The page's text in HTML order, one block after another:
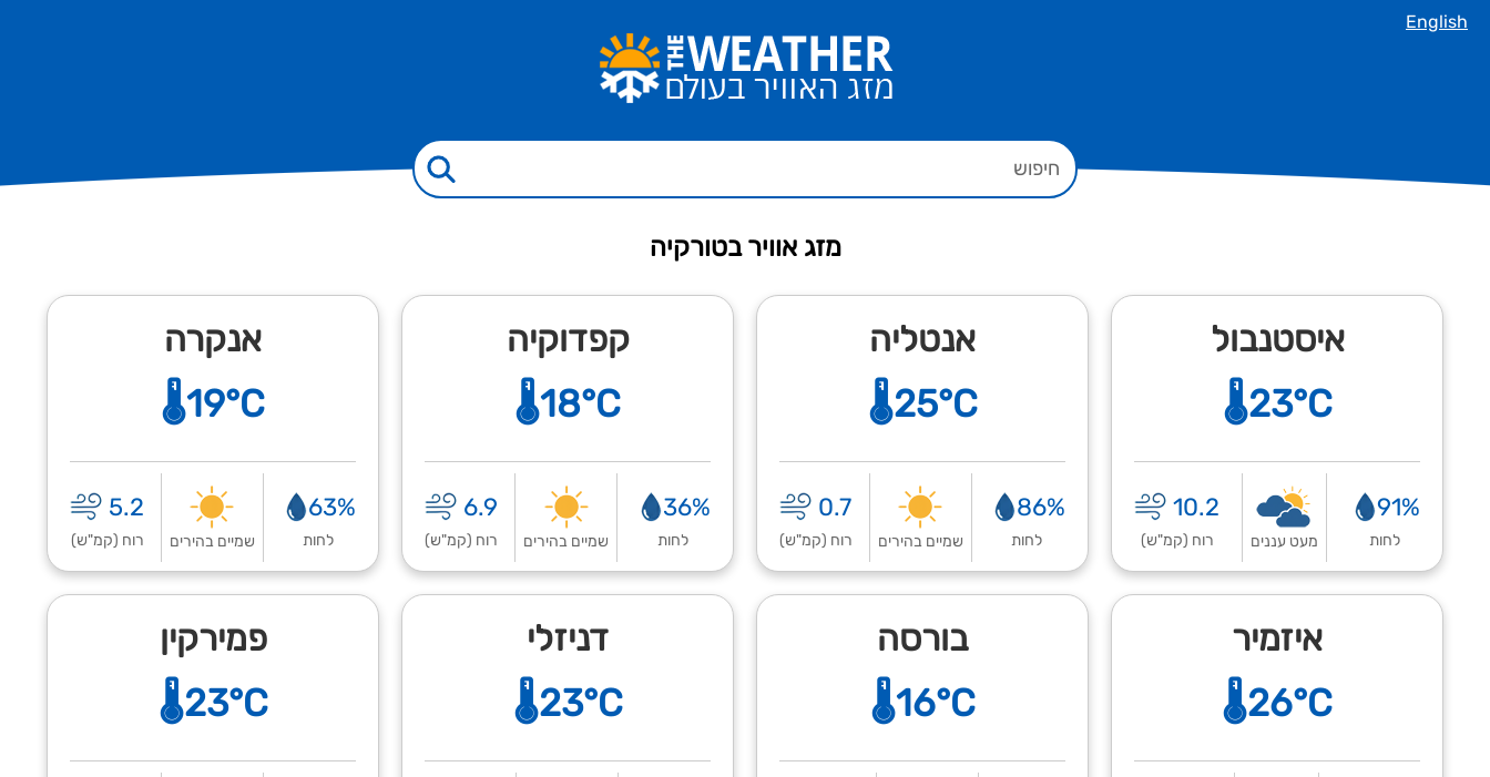
English
מזג אוויר בטורקיה
איסטנבול
🌡️23°C
91%
לחות מעט עננים
10.2
רוח (קמ"ש)
אנטליה
🌡️25°C
86%
לחות שמיים בהירים
0.7
רוח (קמ"ש)
קפדוקיה
🌡️18°C
36%
לחות שמיים בהירים
6.9
רוח (קמ"ש)
אנקרה
🌡️19°C
63%
לחות שמיים בהירים
5.2
רוח (קמ"ש)
איזמיר
🌡️26°C
בורסה
🌡️16°C
דניזלי
🌡️23°C
פמירקין
🌡️23°C